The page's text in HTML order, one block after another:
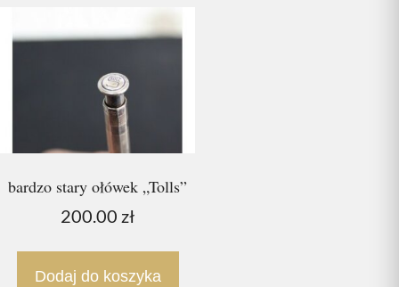
bardzo stary ołówek „Tolls”
200.00 zł
Dodaj do koszyka